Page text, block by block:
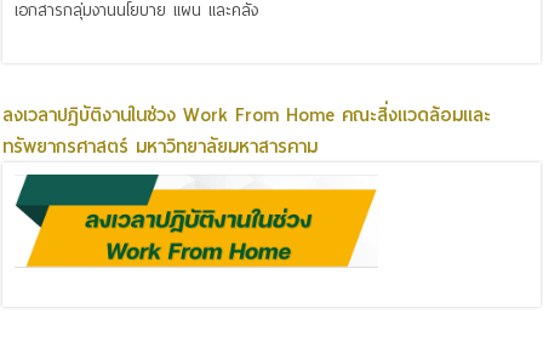
เอกสารกลุ่มงานนโยบาย แผน และคลัง
ลงเวลาปฏิบัติงานในช่วง Work From Home คณะสิ่งแวดล้อมและ
ทรัพยากรศาสตร์ มหาวิทยาลัยมหาสารคาม